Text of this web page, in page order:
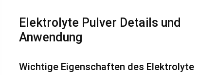
Elektrolyte Pulver Details und
Anwendung
Wichtige Eigenschaften des Elektrolyte